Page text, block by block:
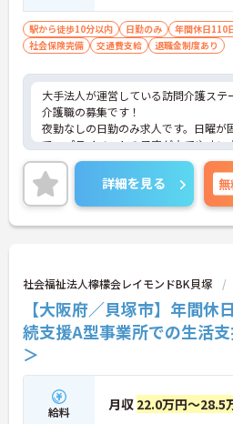
駅から徒歩10分以内 日勤のみ 年間休日110
社会保険完備
交通費支給 退職金制度あり
大手法人が運営している訪問介護ステ
介護職の募集です！
夜勤なしの日勤のみ求人です。日曜が
で、プライベートの予定が立てやす
資格手当や交通費等、各種手当が充実
安心☆
ご興味のある方には、面接対策ポイン
に詳細をお話しいたしますのでお気軽
さい！
詳細を見る
社会福祉法人檸檬会レイモンドBK貝塚
【大阪府／貝塚市】年間
続支援A型事業所での生活
＞
給料 月収 22.0万円～28.5